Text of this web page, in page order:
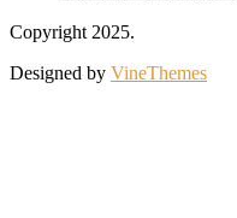
Copyright 2025.
Designed by VineThemes